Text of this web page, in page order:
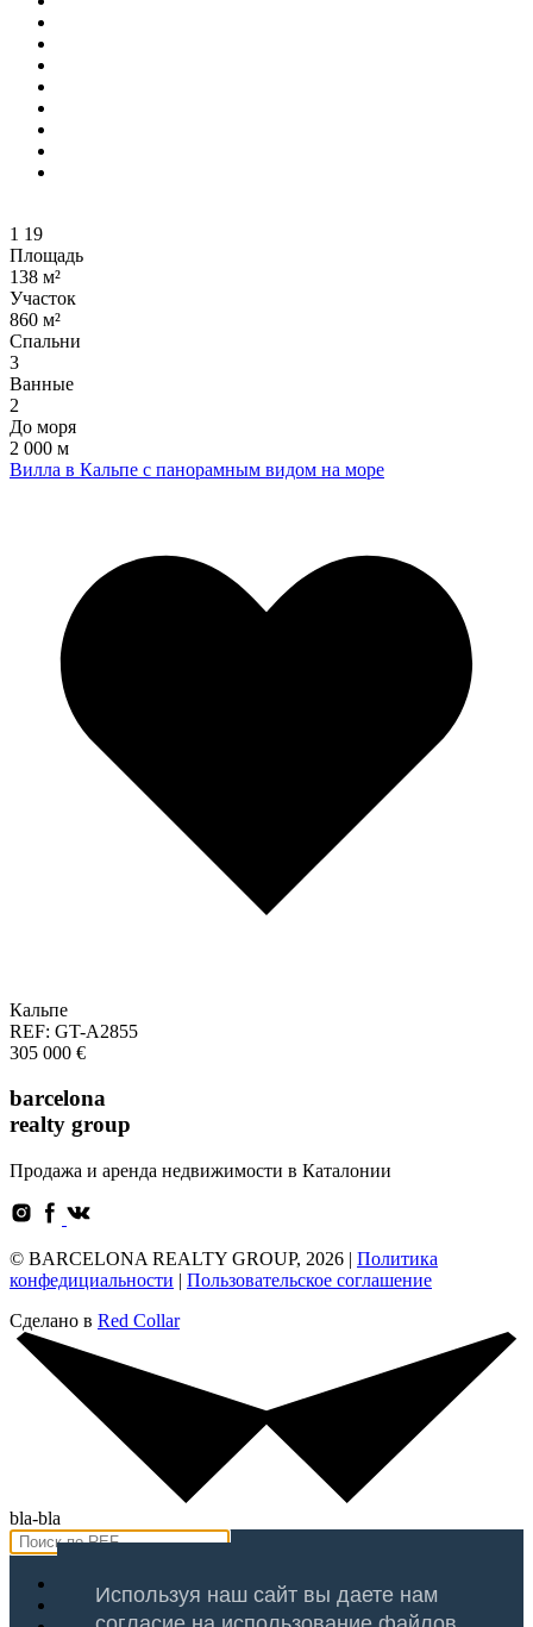
Используя наш сайт вы даете нам
1 19
Площадь
138 м²
Участок
860 м²
Спальни
3
Ванные
2
До моря
2 000 м
Вилла в Кальпе с панорамным видом на море
Кальпе
REF: GT-A2855
305 000 €
barcelona
realty group
Продажа и аренда недвижимости в Каталонии
© BARCELONA REALTY GROUP, 2026 | Политика
конфедициальности | Пользовательское соглашение
Сделано в Red Collar
bla-bla
Продажа
Аренда